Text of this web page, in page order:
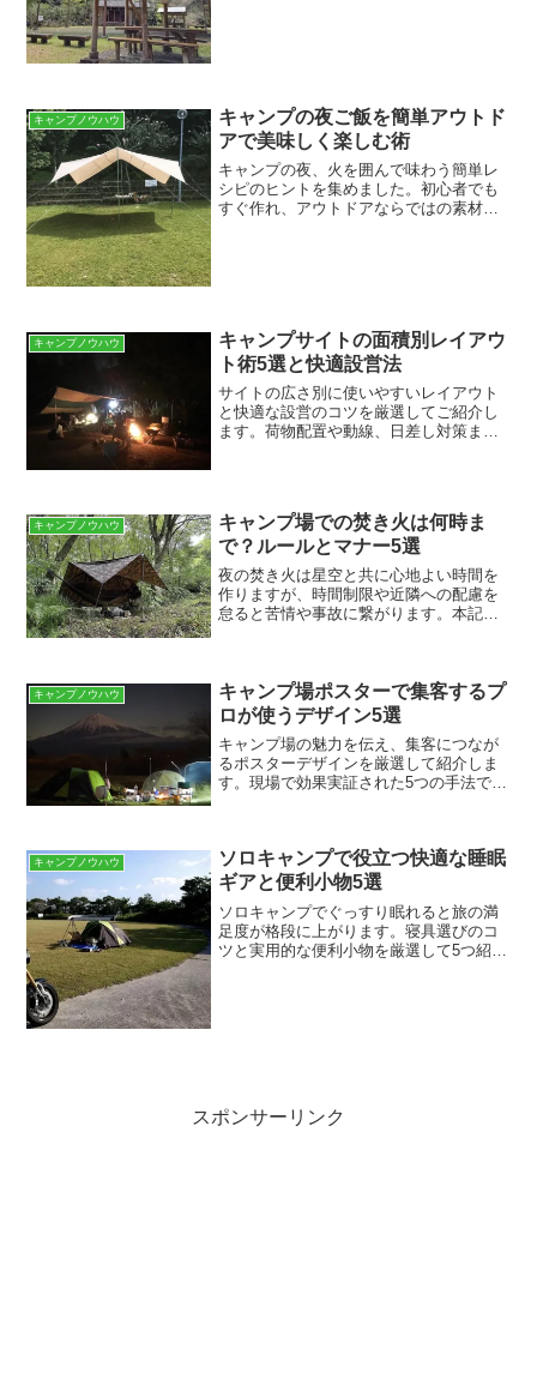
キャンプノウハウ
キャンプの夜ご飯を簡単アウトド
アで美味しく楽しむ術
キャンプの夜、火を囲んで味わう簡単レ
シピのヒントを集めました。初心者でも
すぐ作れ、アウトドアならではの素材で
キャンプノウハウ
キャンプサイトの面積別レイアウ
ト術5選と快適設営法
サイトの広さ別に使いやすいレイアウト
と快適な設営のコツを厳選してご紹介し
ます。荷物配置や動線、日差し対策まで
キャンプノウハウ
キャンプ場での焚き火は何時ま
で？ルールとマナー5選
夜の焚き火は星空と共に心地よい時間を
作りますが、時間制限や近隣への配慮を
怠ると苦情や事故に繋がります。本記事
す。焚き火の利用時間とキ...
キャンプノウハウ
キャンプ場ポスターで集客するプ
ロが使うデザイン5選
キャンプ場の魅力を伝え、集客につなが
るポスターデザインを厳選して紹介しま
す。現場で効果実証された5つの手法で来
む重要な役割を果たしま...
キャンプノウハウ
ソロキャンプで役立つ快適な睡眠
ギアと便利小物5選
ソロキャンプでぐっすり眠れると旅の満
足度が格段に上がります。寝具選びのコ
ツと実用的な便利小物を厳選して5つ紹介
スポンサーリンク